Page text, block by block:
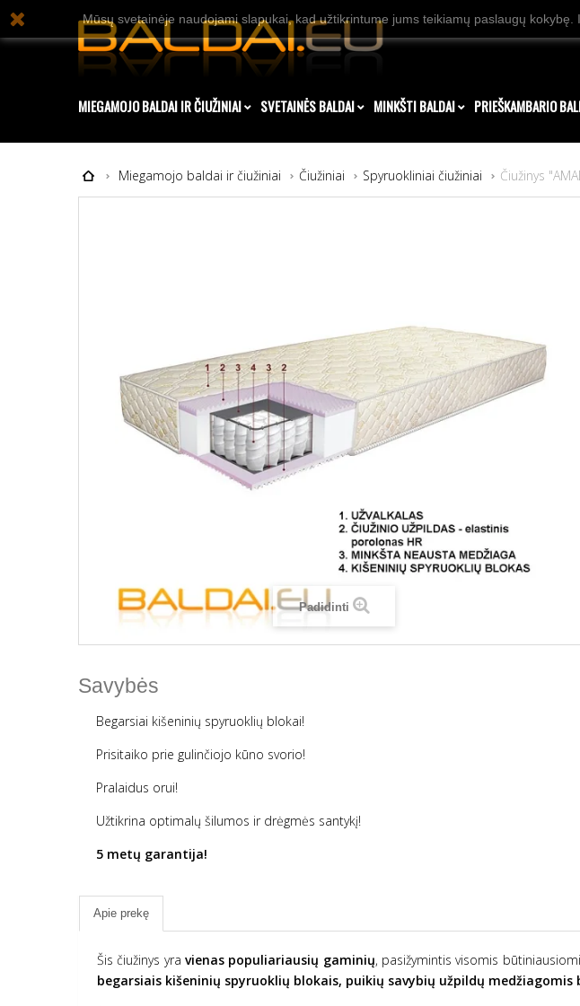
MIEGAMOJO BALDAI IR ČIUŽINIAI SVETAINĖS BALDAI MINKŠTI BALDAI PRIEŠKAMBARIO
Miegamojo baldai ir čiužiniai Čiužiniai Spyruokliniai čiužiniai Čiužinys
Padidinti
Savybės
Begarsiai kišeninių spyruoklių blokai!
Prisitaiko prie gulinčiojo kūno svorio!
Pralaidus orui!
Užtikrina optimalų šilumos ir drėgmės santykį!
5 metų garantija!
Apie prekę
Šis čiužinys yra vienas populiariausių gaminių, pasižymintis visomis
begarsiais kišeninių spyruoklių blokais, puikių savybių užpildų
Mūsų svetainėje naudojami slapukai, kad užtikrintume jums teikiamų paslaugų